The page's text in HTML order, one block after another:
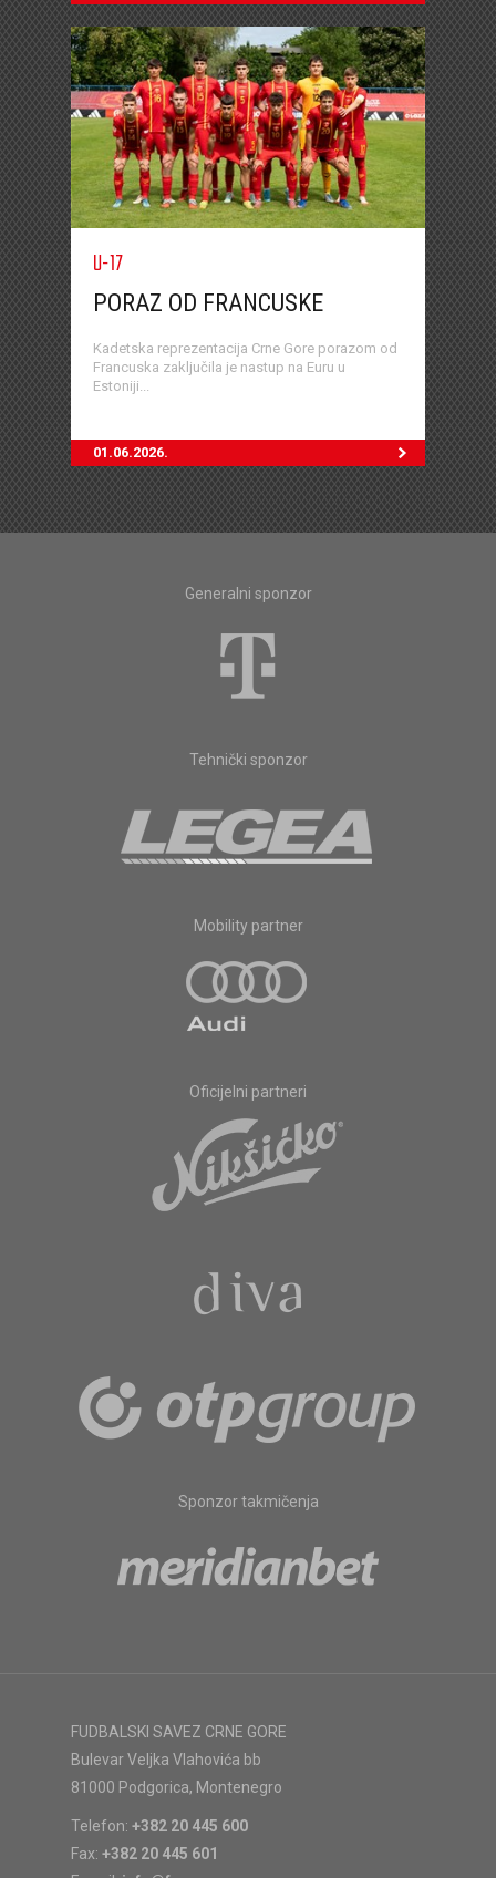
U-17
PORAZ OD FRANCUSKE
Kadetska reprezentacija Crne Gore porazom od
Francuska zaključila je nastup na Euru u
Estoniji...
01.06.2026.
Generalni sponzor
Tehnički sponzor
Mobility partner
Oficijelni partneri
Sponzor takmičenja
FUDBALSKI SAVEZ CRNE GORE
Bulevar Veljka Vlahovića bb
81000 Podgorica, Montenegro
Telefon: +382 20 445 600
Fax: +382 20 445 601